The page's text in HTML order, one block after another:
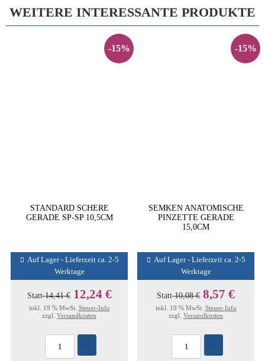
WEITERE INTERESSANTE PRODUKTE
-15%
STANDARD SCHERE
GERADE SP-SP 10,5CM
Auf Lager - Lieferzeit ca. 2-5
Werktage
Statt14,41 € 12,24 €
inkl. 19 % MwSt. Steuer-Info
zzgl. Versandkosten
-15%
SEMKEN ANATOMISCHE
PINZETTE GERADE
15,0CM
Auf Lager - Lieferzeit ca. 2-5
Werktage
Statt10,08 € 8,57 €
inkl. 19 % MwSt. Steuer-Info
zzgl. Versandkosten